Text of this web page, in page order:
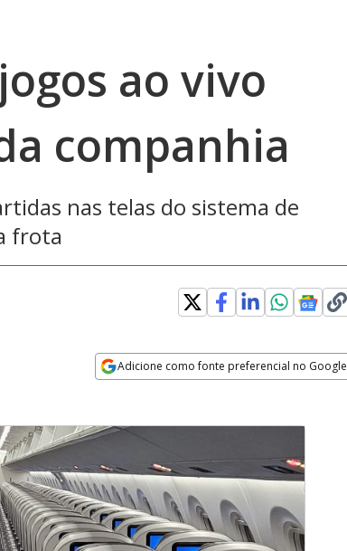
ao vivo
companhia
nas telas do sistema de
frota
Adicione como fonte preferencial no Google